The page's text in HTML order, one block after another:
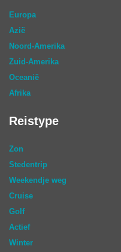
Europa
Azië
Noord-Amerika
Zuid-Amerika
Oceanië
Afrika
Reistype
Zon
Stedentrip
Weekendje weg
Cruise
Golf
Actief
Winter